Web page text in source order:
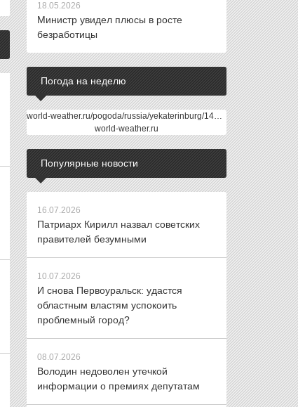
18.05.2026
Министр увидел плюсы в росте
безработицы
Погода на неделю
world-weather.ru/pogoda/russia/yekaterinburg/14days/
world-weather.ru
Популярные новости
16.07.2026
Патриарх Кирилл назвал советских
правителей безумными
10.07.2026
И снова Первоуральск: удастся
областным властям успокоить
проблемный город?
08.07.2026
Володин недоволен утечкой
информации о премиях депутатам